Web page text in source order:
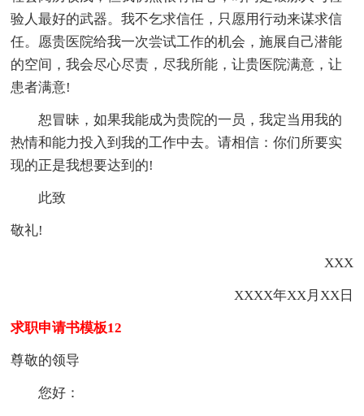
验人最好的武器。我不乞求信任，只愿用行动来谋求信
任。愿贵医院给我一次尝试工作的机会，施展自己潜能
的空间，我会尽心尽责，尽我所能，让贵医院满意，让
患者满意!
恕冒昧，如果我能成为贵院的一员，我定当用我的
热情和能力投入到我的工作中去。请相信：你们所要实
现的正是我想要达到的!
此致
敬礼!
XXX
XXXX年XX月XX日
求职申请书模板12
尊敬的领导
您好：